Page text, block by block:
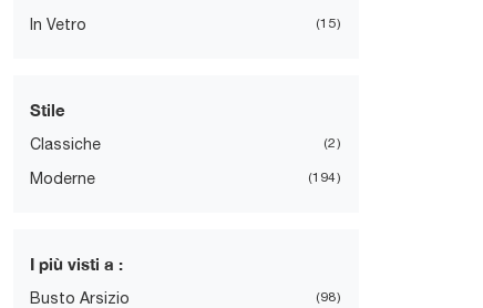
In Vetro 15
Stile
Classiche 2
Moderne 194
I più visti a :
Busto Arsizio 98